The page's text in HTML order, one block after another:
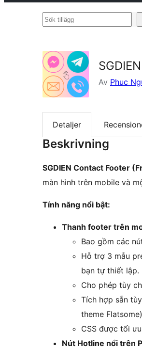
Sök
Av Phuc
Detaljer
Beskrivning
SGDIEN Contact Footer
màn hình trên mobile và
Tính năng nổi bật:
Thanh footer trên
Bao gồm các
Hỗ trợ 3 mẫu
bạn tự thiết lập.
Cho phép tùy
Tích hợp sẵn
theme
CSS được tối
Nút Hotline nổi trên